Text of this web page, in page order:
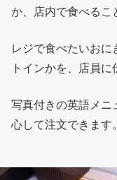
か、店内で食べるこ
レジで食べたいお
トインかを、店員に
写真付きの英語メニ
心して注文できます。